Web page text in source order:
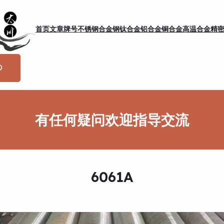
首页文章牌号不锈钢合金钢钛合金铝合金铜合金高温合金精
有任何疑问欢迎指导交流
6061A